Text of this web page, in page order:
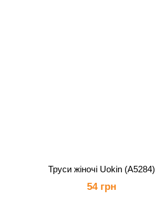
Труси жіночі Uokin (А5284)
54 грн